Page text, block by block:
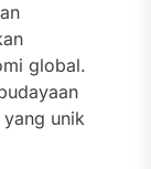
global.
yang unik